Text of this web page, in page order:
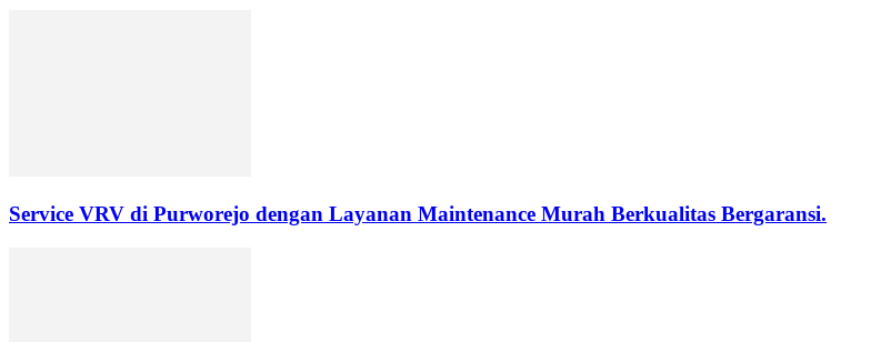
Service VRV di Purworejo dengan Layanan Maintenance Murah Berkualitas Bergaransi.